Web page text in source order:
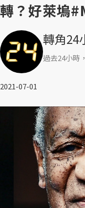
轉？好萊塢
轉角24
過去24小時
2021-07-01